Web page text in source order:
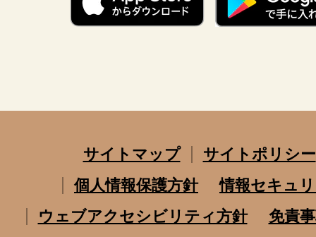
サイトマップ
サイトポリシー
個人情報保護方針
情報セキュ
ウェブアクセシビリティ方針
免責